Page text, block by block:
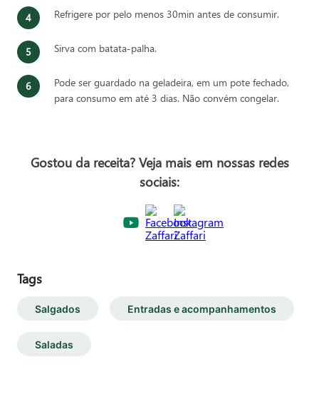
Refrigere por pelo menos 30min antes de consumir.
Sirva com batata-palha.
Pode ser guardado na geladeira, em um pote fechado,
para consumo em até 3 dias. Não convém congelar.
Gostou da receita? Veja mais em nossas redes
sociais:
Tags
Salgados Entradas e acompanhamentos
Saladas